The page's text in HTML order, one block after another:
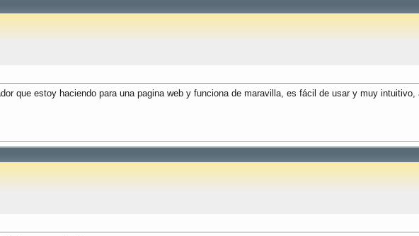
que estoy haciendo para una pagina web y funciona de maravilla, es fácil de usar y muy